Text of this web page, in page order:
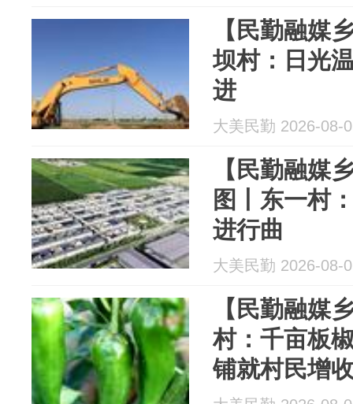
【民勤融媒
坝村：日光
进
大美民勤 2026-08-
【民勤融媒
图丨东一村
进行曲
大美民勤 2026-08-
【民勤融媒
村：千亩板
铺就村民增